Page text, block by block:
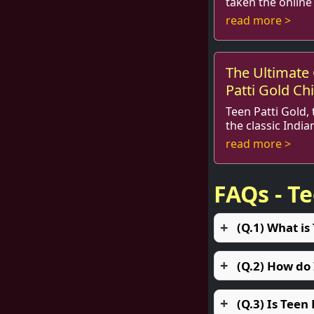
With its thrilling
read more >
The Ultimate
Patti Gold
Teen Patti
the classic
has taken the
read more >
FAQs -
(Q.1) What
(Q.2) How
(Q.3) Is